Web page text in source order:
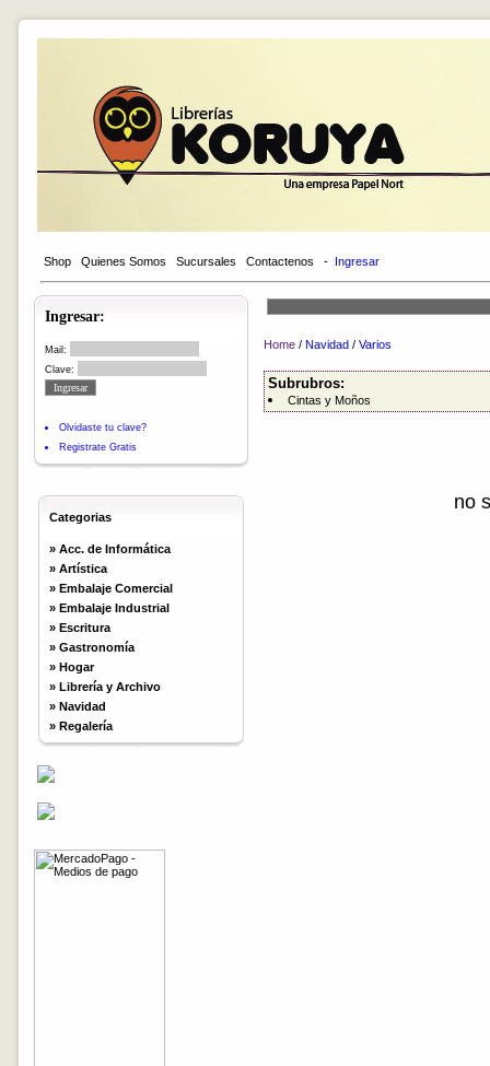
Shop Quienes Somos Sucursales Contactenos - Ingresar
Ingresar:
Mail:
Clave:
Olvidaste tu clave?
Registrate Gratis
Categorias
» Acc. de Informática
» Artística
» Embalaje Comercial
» Embalaje Industrial
» Escritura
» Gastronomía
» Hogar
» Librería y Archivo
» Navidad
» Regalería
Home / Navidad / Varios
Subrubros:
Cintas y Moños
no